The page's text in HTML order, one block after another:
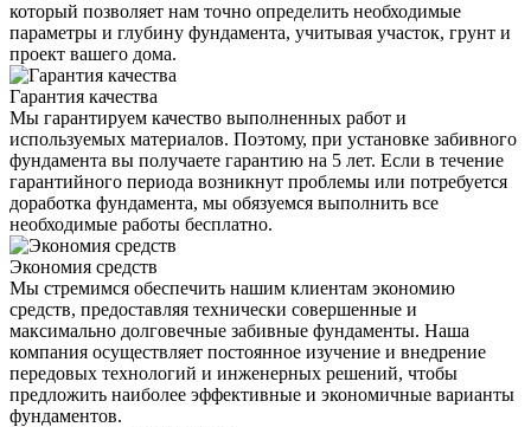
который позволяет нам точно определить необходимые
параметры и глубину фундамента, учитывая участок, грунт и
проект вашего дома.
Гарантия качества
Мы гарантируем качество выполненных работ и
используемых материалов. Поэтому, при установке забивного
фундамента вы получаете гарантию на 5 лет. Если в течение
гарантийного периода возникнут проблемы или потребуется
доработка фундамента, мы обязуемся выполнить все
необходимые работы бесплатно.
Экономия средств
Мы стремимся обеспечить нашим клиентам экономию
средств, предоставляя технически совершенные и
максимально долговечные забивные фундаменты. Наша
компания осуществляет постоянное изучение и внедрение
передовых технологий и инженерных решений, чтобы
предложить наиболее эффективные и экономичные варианты
фундаментов.